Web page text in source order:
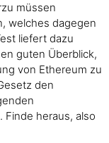
müssen
welches dagegen
liefert dazu
guten Überblick,
von Ethereum zu
den
Finde heraus, also